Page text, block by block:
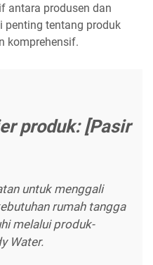
antara produsen dan
penting tentang produk
komprehensif.
produk: [Pasir
untuk menggali
rumah tangga
melalui produk-
Water.